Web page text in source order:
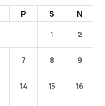
P S
N
1
2
7 8 9
14 15 16